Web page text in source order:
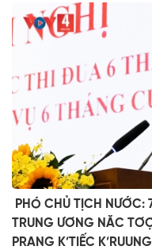
​PHÓ CHỦ TỊCH
TRUNG ƯƠNG NĂC
PRANG K’TIẾC K’RUUNG